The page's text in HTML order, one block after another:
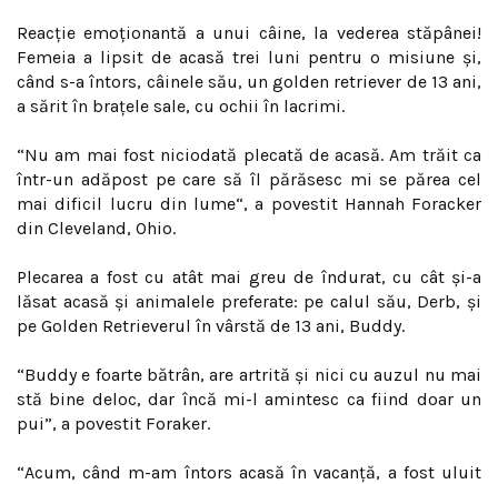
Reacţie emoţionantă a unui câine, la vederea stăpânei!
Femeia a lipsit de acasă trei luni pentru o misiune și,
când s-a întors, câinele său, un golden retriever de 13 ani,
a sărit în braţele sale, cu ochii în lacrimi.
“Nu am mai fost niciodată plecată de acasă. Am trăit ca
într-un adăpost pe care să îl părăsesc mi se părea cel
mai dificil lucru din lume“, a povestit Hannah Foracker
din Cleveland, Ohio.
Plecarea a fost cu atât mai greu de îndurat, cu cât și-a
lăsat acasă și animalele preferate: pe calul său, Derb, și
pe Golden Retrieverul în vârstă de 13 ani, Buddy.
“Buddy e foarte bătrân, are artrită și nici cu auzul nu mai
stă bine deloc, dar încă mi-l amintesc ca fiind doar un
pui”, a povestit Foraker.
“Acum, când m-am întors acasă în vacanță, a fost uluit